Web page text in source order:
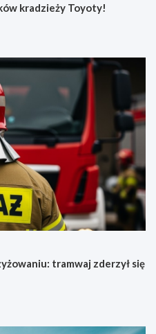
kradzieży Toyoty!
tramwaj zderzył się